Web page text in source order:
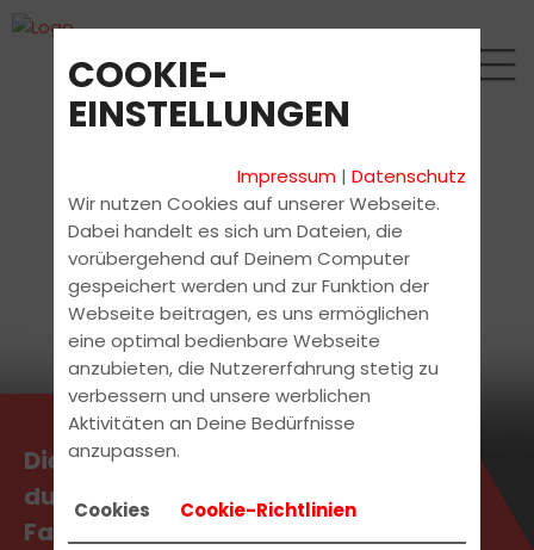
Die aktuellsten News erhältst
du direkt bei uns in der
Fahrschule.
COOKIE-
EINSTELLUNGEN
Impressum |Datenschutz
Wir nutzen Cookies auf unserer Webseite.
Dabei handelt es sich um Dateien, die
vorübergehend auf Deinem Computer
gespeichert werden und zur Funktion der
Webseite beitragen, es uns ermöglichen
eine optimal bedienbare Webseite
anzubieten, die Nutzererfahrung stetig zu
verbessern und unsere werblichen
Aktivitäten an Deine Bedürfnisse
anzupassen.
Cookies Cookie-Richtlinien